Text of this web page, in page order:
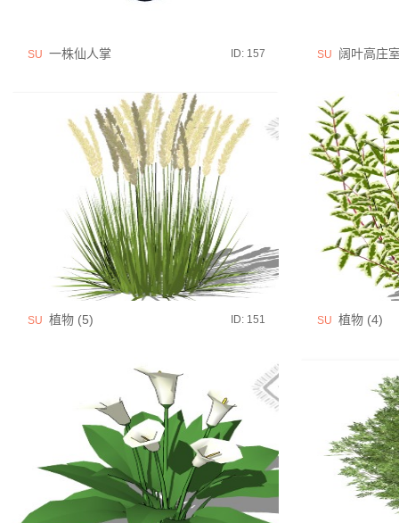
SU 一株仙人掌 ID: 157 SU 阔叶高庄
SU 植物 (5) ID: 151 SU 植物 (4)